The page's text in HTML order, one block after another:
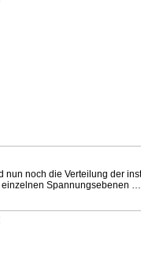
nun noch die Verteilung der
Spannungsebenen